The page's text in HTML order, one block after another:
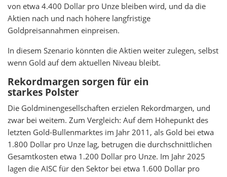
von etwa 4.400 Dollar pro Unze bleiben wird, und da die
Aktien nach und nach höhere langfristige
Goldpreisannahmen einpreisen.
In diesem Szenario könnten die Aktien weiter zulegen, selbst
wenn Gold auf dem aktuellen Niveau bleibt.
Rekordmargen sorgen für ein
starkes Polster
Die Goldminengesellschaften erzielen Rekordmargen, und
zwar bei weitem. Zum Vergleich: Auf dem Höhepunkt des
letzten Gold-Bullenmarktes im Jahr 2011, als Gold bei etwa
1.800 Dollar pro Unze lag, betrugen die durchschnittlichen
Gesamtkosten etwa 1.200 Dollar pro Unze. Im Jahr 2025
lagen die AISC für den Sektor bei etwa 1.600 Dollar pro